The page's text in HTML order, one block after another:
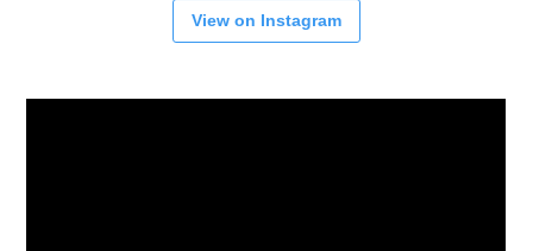
View on Instagram